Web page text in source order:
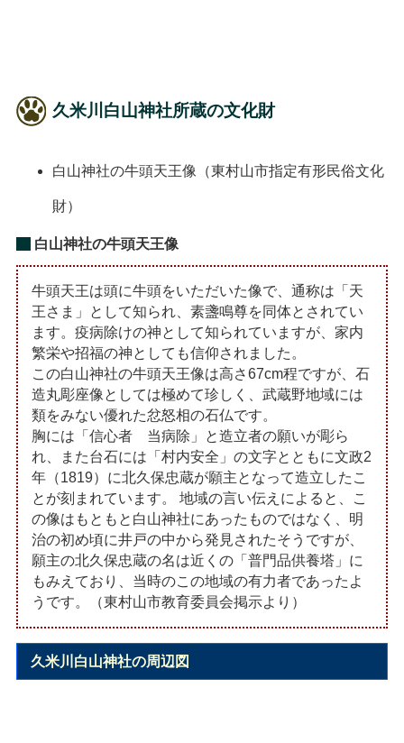
久米川白山神社所蔵の文化財
白山神社の牛頭天王像（東村山市指定有形民俗文化
財）
白山神社の牛頭天王像
牛頭天王は頭に牛頭をいただいた像で、通称は「天
王さま」として知られ、素盞鳴尊を同体とされてい
ます。疫病除けの神として知られていますが、家内
繁栄や招福の神としても信仰されました。
この白山神社の牛頭天王像は高さ67cm程ですが、石
造丸彫座像としては極めて珍しく、武蔵野地域には
類をみない優れた忿怒相の石仏です。
胸には「信心者 当病除」と造立者の願いが彫ら
れ、また台石には「村内安全」の文字とともに文政2
年（1819）に北久保忠蔵が願主となって造立したこ
とが刻まれています。 地域の言い伝えによると、こ
の像はもともと白山神社にあったものではなく、明
治の初め頃に井戸の中から発見されたそうですが、
願主の北久保忠蔵の名は近くの「普門品供養塔」に
もみえており、当時のこの地域の有力者であったよ
うです。（東村山市教育委員会掲示より）
久米川白山神社の周辺図